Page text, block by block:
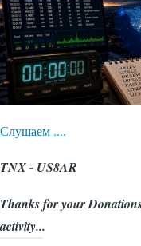
Слушаем ....
TNX - US8AR
Thanks for your
activity...